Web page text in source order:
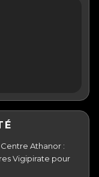
Athanor :
Vigipirate pour